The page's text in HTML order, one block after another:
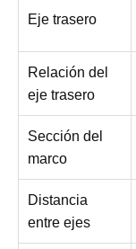
Eje trasero
Relación del
eje trasero
Sección del
marco
Distancia
entre ejes